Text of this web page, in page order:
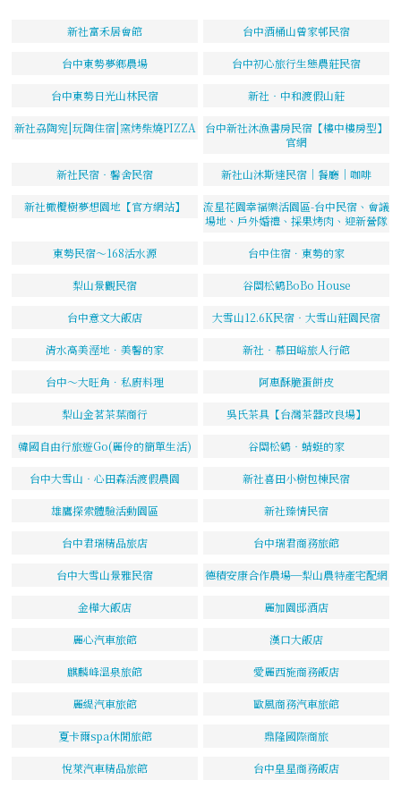
新社富禾居會館 台中酒桶山曾家邨民宿
台中東勢夢鄉農場 台中初心旅行生態農莊民宿
台中東勢日光山林民宿 新社‧中和渡假山莊
新社劦陶宛|玩陶住宿|窯烤柴燒PIZZA
台中新社沐漁書房民宿【樓中樓房型】
官網
新社民宿‧馨舍民宿 新社山沐斯達民宿｜餐廳｜咖啡
新社橄欖樹夢想園地【官方網站】
流星花園幸福樂活園區-台中民宿、會議
場地、戶外婚禮、採果烤肉、迎新營隊
東勢民宿～168活水源 台中住宿．東勢的家
梨山景觀民宿 谷關松鶴BoBo House
台中意文大飯店 大雪山12.6K民宿‧大雪山莊園民宿
清水高美溼地．美馨的家 新社‧慕田峪旅人行館
台中～大旺角．私廚料理 阿惠酥脆蛋餅皮
梨山金茗茶葉商行 吳氏茶具【台灣茶器改良場】
韓國自由行旅遊Go(麗伶的簡單生活) 谷關松鶴‧蜻蜓的家
台中大雪山‧心田森活渡假農園 新社喜田小樹包棟民宿
雄鷹探索體驗活動園區 新社臻情民宿
台中君瑞精品旅店 台中瑞君商務旅館
台中大雪山景雅民宿 德積安康合作農場─梨山農特產宅配網
金樺大飯店 麗加園邸酒店
麗心汽車旅館 漢口大飯店
麒麟峰溫泉旅館 愛麗西施商務飯店
麗緹汽車旅館 歐風商務汽車旅館
夏卡爾spa休閒旅館 鼎隆國際商旅
悅萊汽車精品旅館 台中皇星商務飯店